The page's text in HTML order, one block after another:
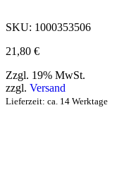
SKU: 1000353506
21,80 €
Zzgl. 19% MwSt.
zzgl. Versand
Lieferzeit: ca. 14 Werktage